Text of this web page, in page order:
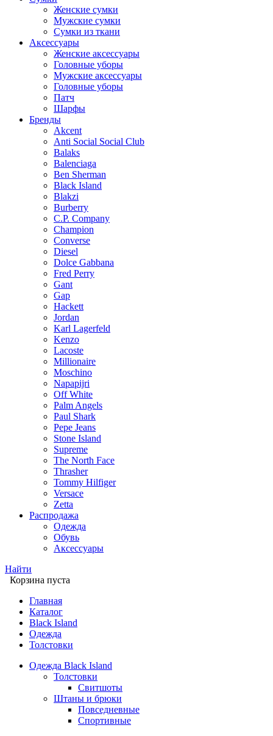
Женские сумки
Мужские сумки
Сумки из ткани
Аксессуары
Женские аксессуары
Головные уборы
Мужские аксессуары
Головные уборы
Патч
Шарфы
Бренды
Akcent
Anti Social Social Club
Balaks
Balenciaga
Ben Sherman
Black Island
Blakzi
Burberry
C.P. Company
Champion
Converse
Diesel
Dolce Gabbana
Fred Perry
Gant
Gap
Hackett
Jordan
Karl Lagerfeld
Kenzo
Lacoste
Millionaire
Moschino
Napapijri
Off White
Palm Angels
Paul Shark
Pepe Jeans
Stone Island
Supreme
The North Face
Thrasher
Tommy Hilfiger
Versace
Zetta
Распродажа
Одежда
Обувь
Аксессуары
Найти
Корзина пуста
Главная
Каталог
Black Island
Одежда
Толстовки
Одежда Black Island
Толстовки
Свитшоты
Штаны и брюки
Повседневные
Спортивные